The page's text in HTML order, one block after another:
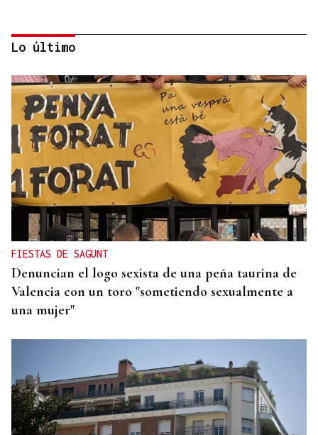
PROGRAMACIÓN CULTURAL
❌ ✅ Encuesta | ¿Crees que hay suficientes
actividades culturales en la ciudad de Ourense
este verano?
Lo último
FIESTAS DE SAGUNT
Denuncian el logo sexista de una peña taurina de
Valencia con un toro "sometiendo sexualmente a
una mujer"